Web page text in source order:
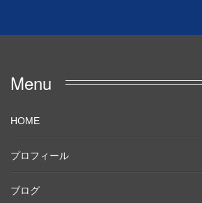
Menu
HOME
プロフィール
ブログ